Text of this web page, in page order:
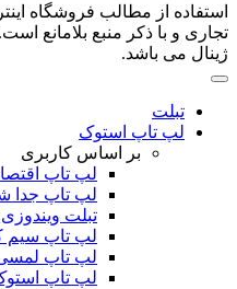
استفاده از مطالب فروشگاه
تجاری و با ذکر منبع بلامانع
ژینال می باشد.
تبلت
لپ تاپ استوک
بر اساس کاربری
لپ تاپ
لپ تاپ جدا
تبلت
لپ تاپ سیم
لپ تاپ
لپ تاپ